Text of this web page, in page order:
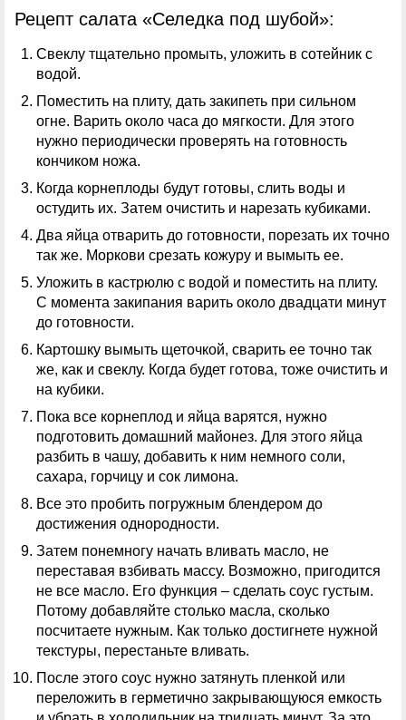
Рецепт салата «Селедка под шубой»:
Свеклу тщательно промыть, уложить в сотейник с
водой.
Поместить на плиту, дать закипеть при сильном
огне. Варить около часа до мягкости. Для этого
нужно периодически проверять на готовность
кончиком ножа.
Когда корнеплоды будут готовы, слить воды и
остудить их. Затем очистить и нарезать кубиками.
Два яйца отварить до готовности, порезать их точно
так же. Моркови срезать кожуру и вымыть ее.
Уложить в кастрюлю с водой и поместить на плиту.
С момента закипания варить около двадцати минут
до готовности.
Картошку вымыть щеточкой, сварить ее точно так
же, как и свеклу. Когда будет готова, тоже очистить и
на кубики.
Пока все корнеплод и яйца варятся, нужно
подготовить домашний майонез. Для этого яйца
разбить в чашу, добавить к ним немного соли,
сахара, горчицу и сок лимона.
Все это пробить погружным блендером до
достижения однородности.
Затем понемногу начать вливать масло, не
переставая взбивать массу. Возможно, пригодится
не все масло. Его функция – сделать соус густым.
Потому добавляйте столько масла, сколько
посчитаете нужным. Как только достигнете нужной
текстуры, перестаньте вливать.
После этого соус нужно затянуть пленкой или
переложить в герметично закрывающуюся емкость